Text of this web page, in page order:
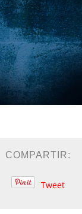
COMPARTIR:
Tweet